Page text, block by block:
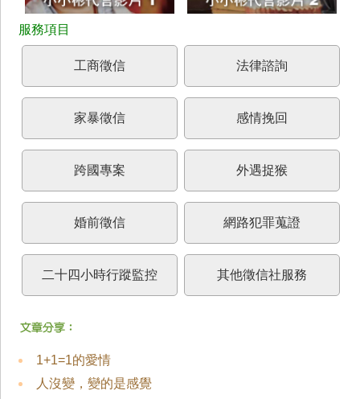
工商徵信 法律諮詢
家暴徵信 感情挽回
跨國專案 外遇捉猴
婚前徵信 網路犯罪蒐證
二十四小時行蹤監控 其他徵信社服務
1+1=1的愛情
人沒變，變的是感覺